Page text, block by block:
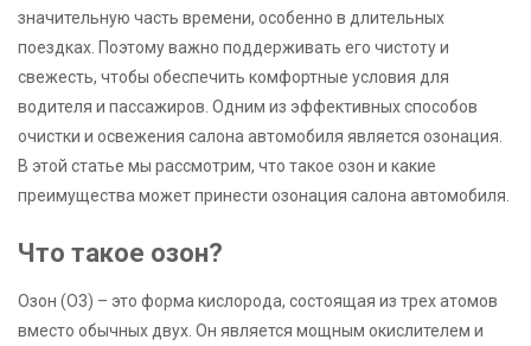
значительную часть времени, особенно в длительных
поездках. Поэтому важно поддерживать его чистоту и
свежесть, чтобы обеспечить комфортные условия для
водителя и пассажиров. Одним из эффективных способов
очистки и освежения салона автомобиля является озонация.
В этой статье мы рассмотрим, что такое озон и какие
преимущества может принести озонация салона автомобиля.
Что такое озон?
Озон (O3) – это форма кислорода, состоящая из трех атомов
вместо обычных двух. Он является мощным окислителем и